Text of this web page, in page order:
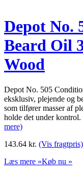
Depot No.
Beard Oil
Wood
Depot No. 505
eksklusiv, plejende og
som tilfører masser af
holde det under kontrol.
mere)
143.64 kr. (Vis fragtpris)
Læs mere »Køb nu »